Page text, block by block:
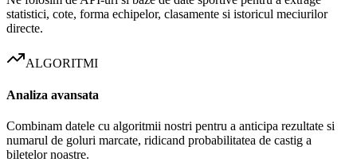
statistici, cote, forma echipelor, clasamente si istoricul meciurilor
directe.
ALGORITMI
Analiza avansata
Combinam datele cu algoritmii nostri pentru a anticipa rezultate si
numarul de goluri marcate, ridicand probabilitatea de castig a
biletelor noastre.